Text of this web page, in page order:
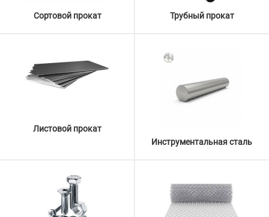
Сортовой прокат Трубный прокат
Листовой прокат
Инструментальная сталь